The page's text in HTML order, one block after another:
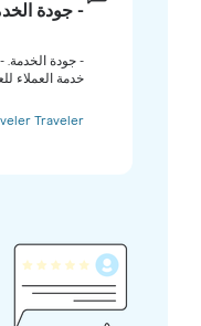
- جودة الخدمة.
- جودة الخدمة. - سرعة
خدمة العملاء للعميل أي
Traveler Traveler